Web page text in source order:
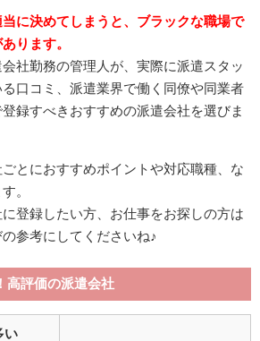
に決めてしまうと、ブラックな職場で
ります。
社勤務の管理人が、実際に派遣スタッ
口コミ、派遣業界で働く同僚や同業者
録すべきおすすめの派遣会社を選びま
とにおすすめポイントや対応職種、な
。
登録したい方、お仕事をお探しの方は
参考にしてくださいね♪
高評価の派遣会社
い